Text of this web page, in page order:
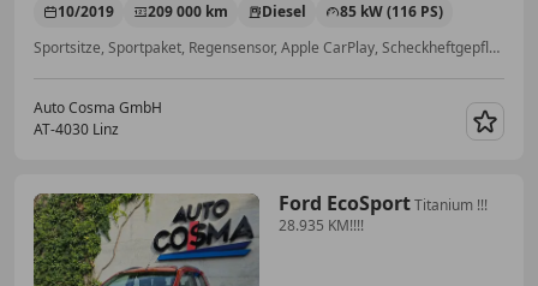
10/2019 209 000 km Diesel
85 kW (116 PS)
Sportsitze, Sportpaket, Regensensor, Apple CarPlay, Scheckheftgepflegt, Reifendruckkontrollsystem, Nichtraucherfahrzeug, Verkehrszeichenerkennung
Auto Cosma GmbH
AT-4030 Linz
Ford EcoSportTitanium !!!
28.935 KM!!!!